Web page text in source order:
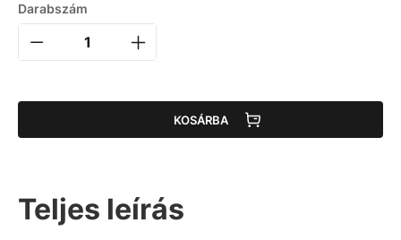
Darabszám
KOSÁRBA
Teljes leírás